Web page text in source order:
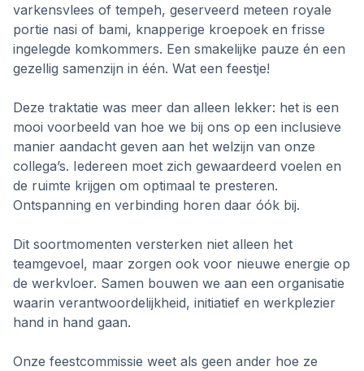
varkensvlees of tempeh, geserveerd meteen royale
portie nasi of bami, knapperige kroepoek en frisse
ingelegde komkommers. Een smakelijke pauze én een
gezellig samenzijn in één. Wat een feestje!
Deze traktatie was meer dan alleen lekker: het is een
mooi voorbeeld van hoe we bij ons op een inclusieve
manier aandacht geven aan het welzijn van onze
collega’s. Iedereen moet zich gewaardeerd voelen en
de ruimte krijgen om optimaal te presteren.
Ontspanning en verbinding horen daar óók bij.
Dit soortmomenten versterken niet alleen het
teamgevoel, maar zorgen ook voor nieuwe energie op
de werkvloer. Samen bouwen we aan een organisatie
waarin verantwoordelijkheid, initiatief en werkplezier
hand in hand gaan.
Onze feestcommissie weet als geen ander hoe ze